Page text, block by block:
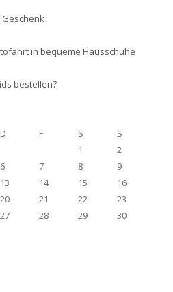
in bequeme Hausschuhe
bestellen?
D F S
S
1
2
6 7 8
9
13 14 15
16
20 21 22
23
27 28 29
30